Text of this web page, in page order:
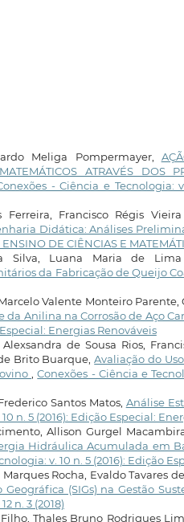
Meliga Pompermayer,
ATRAVÉS DOS
- Ciência e Tecnologia:
Ferreira, Francisco Régis Vieira
Didática: Análises
DE CIÊNCIAS E
Silva, Luana Maria de
da Fabricação de Queijo
Valente Monteiro Parente,
Anilina na Corrosão de Aço
Energias Renováveis
de Sousa Rios,
Brito Buarque,Avaliação do
,Conexões - Ciência e
Santos Matos, Análise
n. 5 (2016): Edição Especial:
Allison Gurgel
Hidráulica Acumulada em
v. 10 n. 5 (2016): Edição
Rocha, Evaldo Tavares
(SIGs) na Gestão
n. 3 (2018)
Thales Bruno Rodrigues